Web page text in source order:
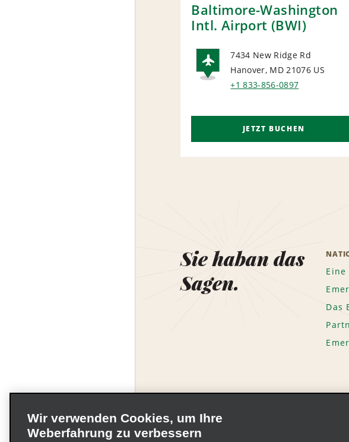
Baltimore-Washington
Intl. Airport (BWI)
AIRPORT
7434 New Ridge Rd
Hanover, MD 21076 US
+1 833-856-0897
JETZT BUCHEN
Sie haban das
Sagen.
Das
Wir verwenden Cookies, um Ihre
Weberfahrung zu verbessern